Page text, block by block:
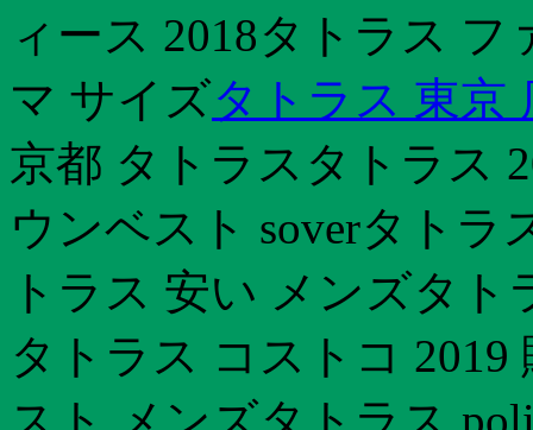
ィース 2018タトラス
マ サイズタトラス 東京
京都 タトラスタトラス
ウンベスト soverタトラ
トラス 安い メンズタ
タトラス コストコ
スト メンズタトラス